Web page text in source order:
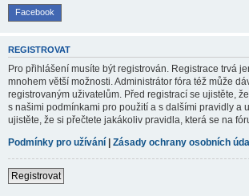
Facebook
REGISTROVAT
Pro přihlášení musíte být registrován. Registrace trvá
mnohem větší možnosti. Administrátor fóra též může
registrovaným uživatelům. Před registrací se ujistěte,
s našimi podmínkami pro použití a s dalšími pravidly a
ujistěte, že si přečtete jakákoliv pravidla, která se na
Podmínky pro užívání | Zásady ochrany osobních
Registrovat